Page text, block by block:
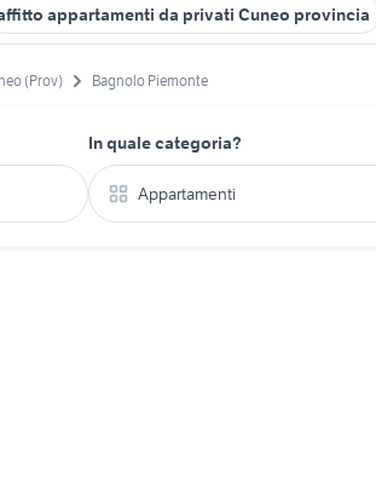
appartamenti da privati Cuneo provincia
(Prov) Bagnolo Piemonte
In quale categoria?
Appartamenti